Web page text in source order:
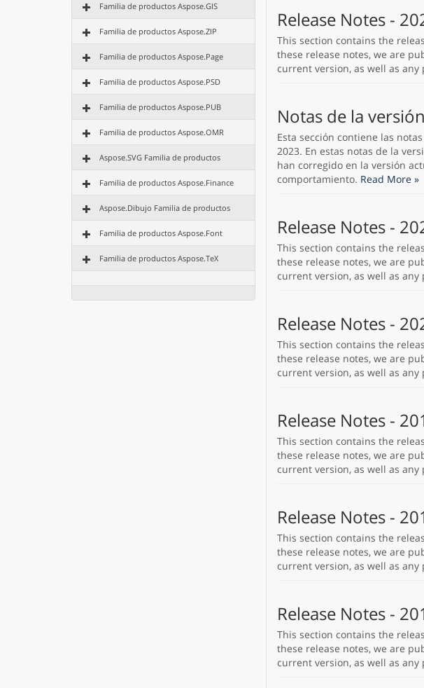
Familia de productos Aspose.GIS
Familia de productos Aspose.ZIP
Familia de productos Aspose.Page
Familia de productos Aspose.PSD
Familia de productos Aspose.PUB
Familia de productos Aspose.OMR
Aspose.SVG Familia de productos
Familia de productos Aspose.Finance
Aspose.Dibujo Familia de productos
Familia de productos Aspose.Font
Familia de productos Aspose.TeX
Release Notes -
This section contains the
these release notes, we are
current version, as well as
Notas de la
Esta sección contiene las
2023. En estas notas de la
han corregido en la versión
comportamiento. Read More »
Release Notes -
This section contains the
these release notes, we are
current version, as well as
Release Notes -
This section contains the
these release notes, we are
current version, as well as
Release Notes -
This section contains the
these release notes, we are
current version, as well as
Release Notes -
This section contains the
these release notes, we are
current version, as well as
Release Notes -
This section contains the
these release notes, we are
current version, as well as